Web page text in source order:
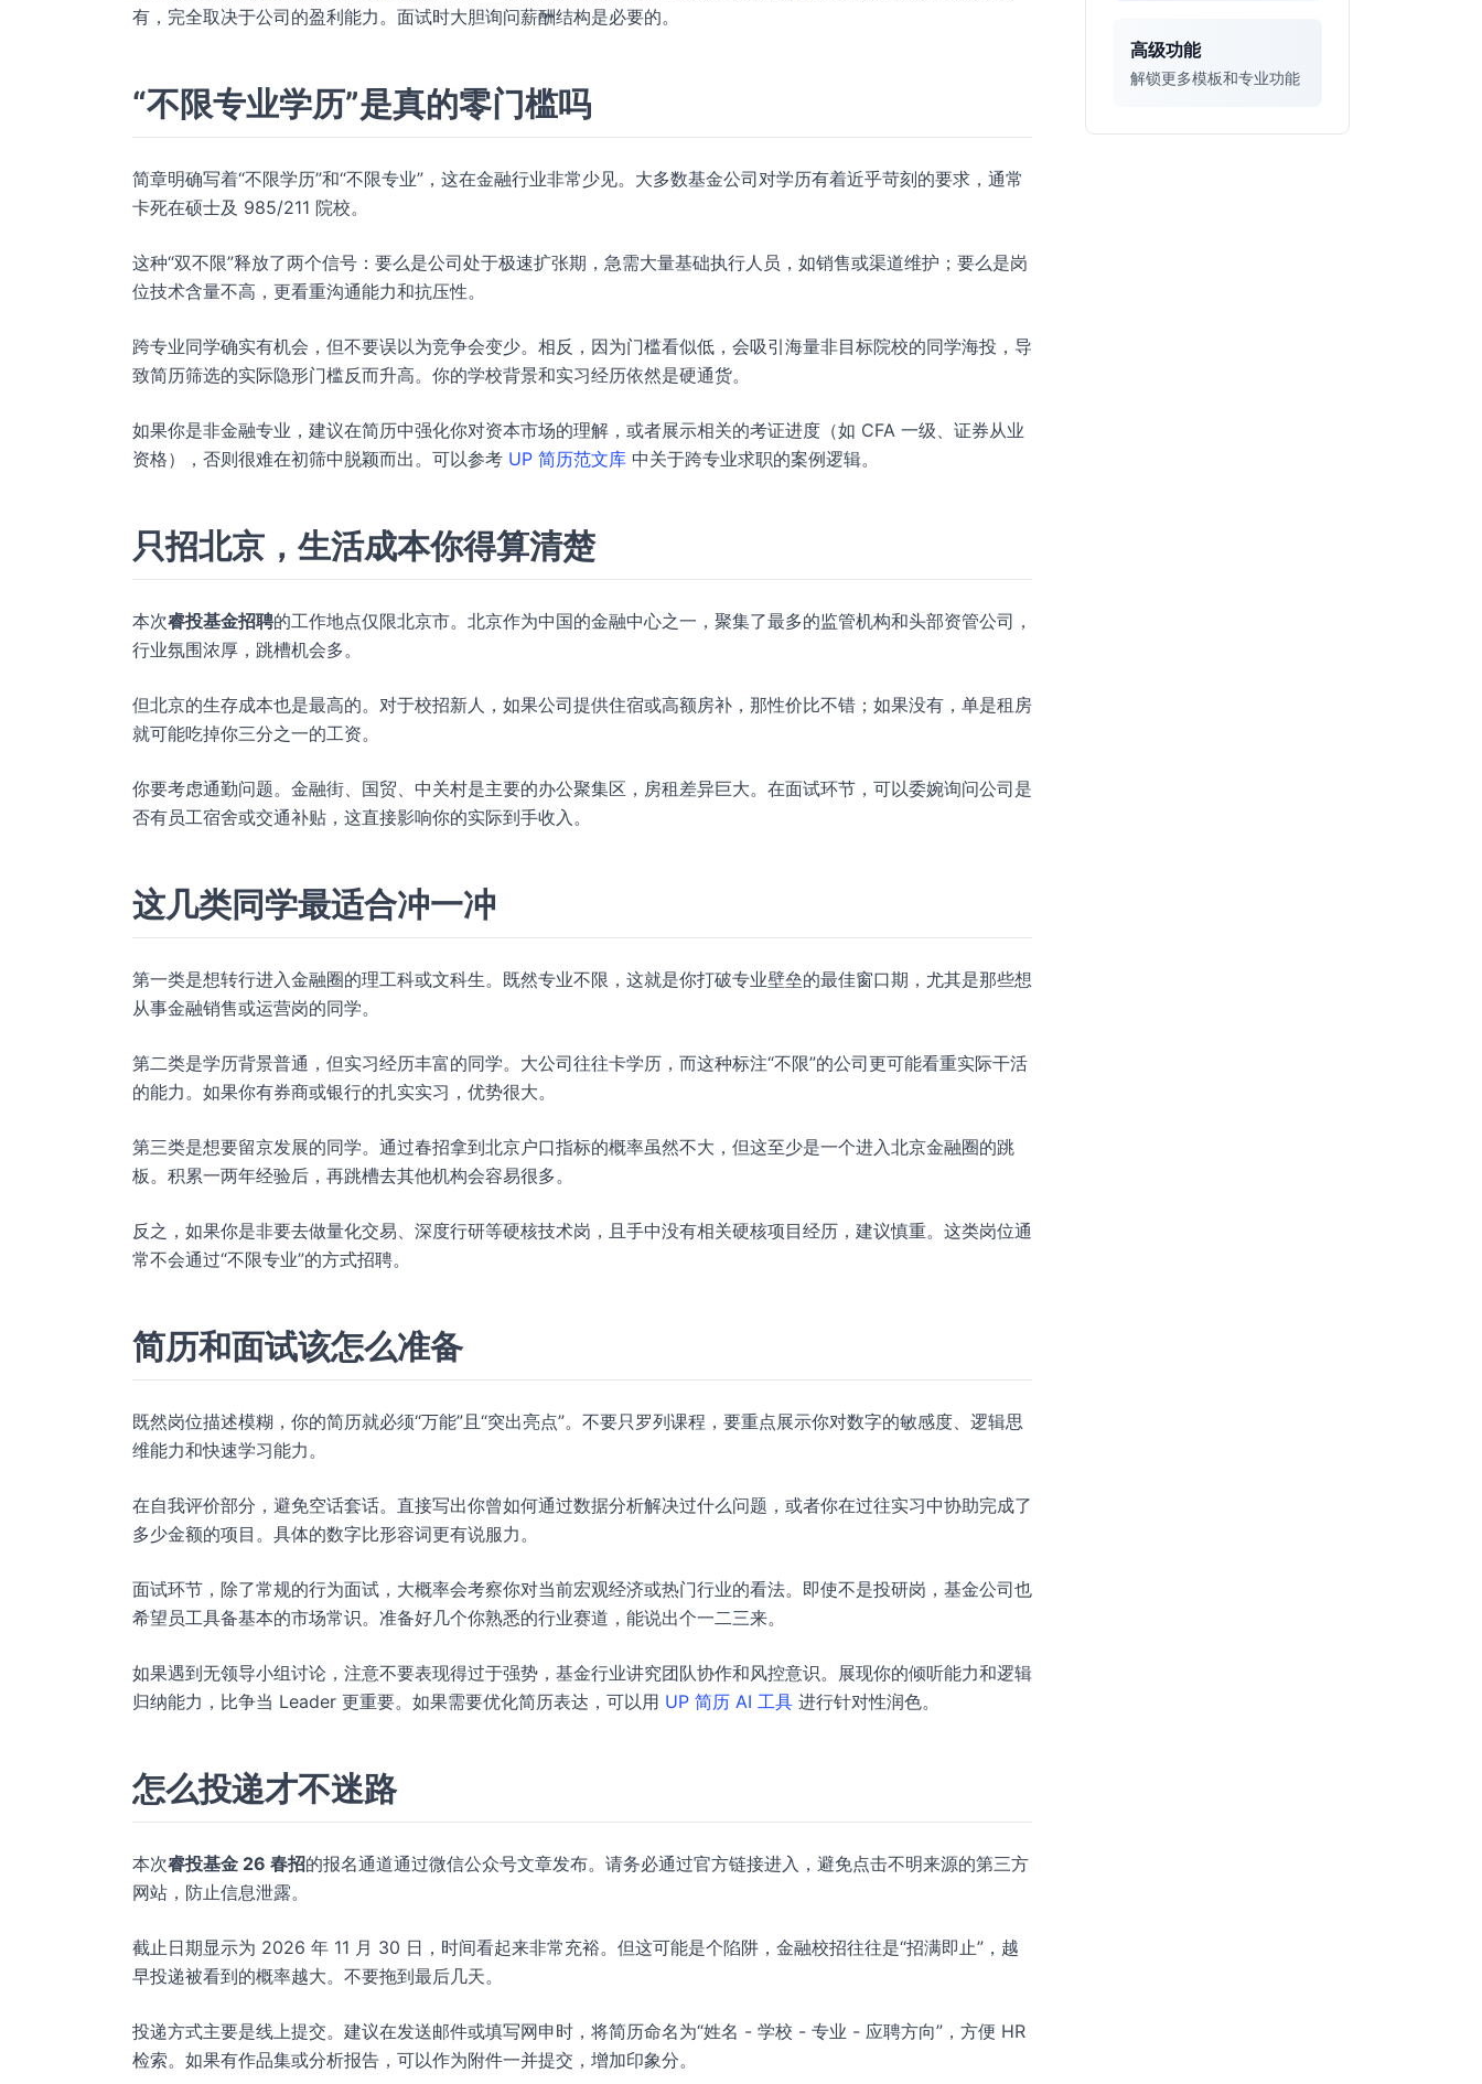
有，完全取决于公司的盈利能力。面试时大胆询问薪酬结构是必要的。
“不限专业学历”是真的零门槛吗
简章明确写着“不限学历”和“不限专业”，这在金融行业非常少见。大多数基金公司对学历有着近乎苛刻的要求，通常
卡死在硕士及 985/211 院校。
这种“双不限”释放了两个信号：要么是公司处于极速扩张期，急需大量基础执行人员，如销售或渠道维护；要么是岗
位技术含量不高，更看重沟通能力和抗压性。
跨专业同学确实有机会，但不要误以为竞争会变少。相反，因为门槛看似低，会吸引海量非目标院校的同学海投，导
致简历筛选的实际隐形门槛反而升高。你的学校背景和实习经历依然是硬通货。
如果你是非金融专业，建议在简历中强化你对资本市场的理解，或者展示相关的考证进度（如 CFA 一级、证券从业
资格），否则很难在初筛中脱颖而出。可以参考 UP 简历范文库 中关于跨专业求职的案例逻辑。
只招北京，生活成本你得算清楚
本次睿投基金招聘的工作地点仅限北京市。北京作为中国的金融中心之一，聚集了最多的监管机构和头部资管公司，
行业氛围浓厚，跳槽机会多。
但北京的生存成本也是最高的。对于校招新人，如果公司提供住宿或高额房补，那性价比不错；如果没有，单是租房
就可能吃掉你三分之一的工资。
你要考虑通勤问题。金融街、国贸、中关村是主要的办公聚集区，房租差异巨大。在面试环节，可以委婉询问公司是
否有员工宿舍或交通补贴，这直接影响你的实际到手收入。
这几类同学最适合冲一冲
第一类是想转行进入金融圈的理工科或文科生。既然专业不限，这就是你打破专业壁垒的最佳窗口期，尤其是那些想
从事金融销售或运营岗的同学。
第二类是学历背景普通，但实习经历丰富的同学。大公司往往卡学历，而这种标注“不限”的公司更可能看重实际干活
的能力。如果你有券商或银行的扎实实习，优势很大。
第三类是想要留京发展的同学。通过春招拿到北京户口指标的概率虽然不大，但这至少是一个进入北京金融圈的跳
板。积累一两年经验后，再跳槽去其他机构会容易很多。
反之，如果你是非要去做量化交易、深度行研等硬核技术岗，且手中没有相关硬核项目经历，建议慎重。这类岗位通
常不会通过“不限专业”的方式招聘。
简历和面试该怎么准备
既然岗位描述模糊，你的简历就必须“万能”且“突出亮点”。不要只罗列课程，要重点展示你对数字的敏感度、逻辑思
维能力和快速学习能力。
在自我评价部分，避免空话套话。直接写出你曾如何通过数据分析解决过什么问题，或者你在过往实习中协助完成了
多少金额的项目。具体的数字比形容词更有说服力。
面试环节，除了常规的行为面试，大概率会考察你对当前宏观经济或热门行业的看法。即使不是投研岗，基金公司也
希望员工具备基本的市场常识。准备好几个你熟悉的行业赛道，能说出个一二三来。
如果遇到无领导小组讨论，注意不要表现得过于强势，基金行业讲究团队协作和风控意识。展现你的倾听能力和逻辑
归纳能力，比争当 Leader 更重要。如果需要优化简历表达，可以用 UP 简历 AI 工具 进行针对性润色。
怎么投递才不迷路
本次睿投基金 26 春招的报名通道通过微信公众号文章发布。请务必通过官方链接进入，避免点击不明来源的第三方
网站，防止信息泄露。
截止日期显示为 2026 年 11 月 30 日，时间看起来非常充裕。但这可能是个陷阱，金融校招往往是“招满即止”，越
早投递被看到的概率越大。不要拖到最后几天。
投递方式主要是线上提交。建议在发送邮件或填写网申时，将简历命名为“姓名 - 学校 - 专业 - 应聘方向”，方便 HR
检索。如果有作品集或分析报告，可以作为附件一并提交，增加印象分。
高级功能
解锁更多模板和专业功能